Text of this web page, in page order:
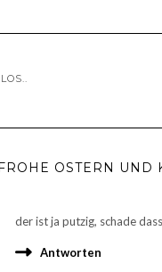
OSTERN UND
der ist ja putzig, schade
Antworten